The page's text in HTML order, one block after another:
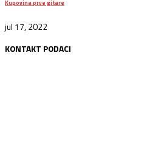
Kupovina prve gitare
jul 17, 2022
KONTAKT PODACI